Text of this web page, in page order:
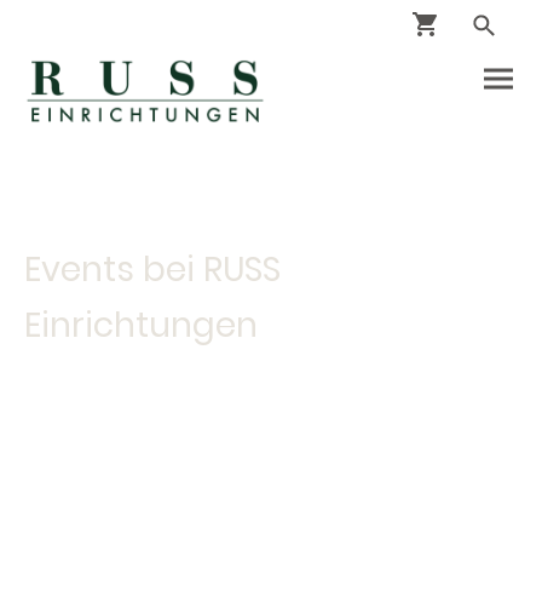
Events bei RUSS
Einrichtungen